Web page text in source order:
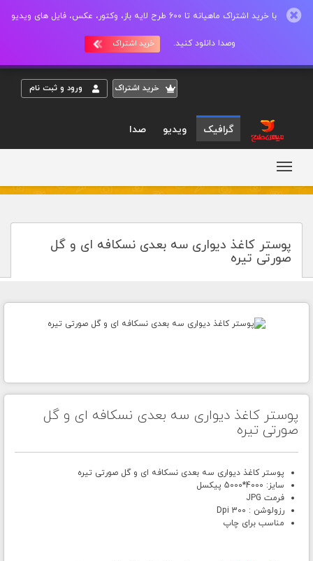
با خرید اشتراک ماهیانه تا 600 طرح لایه باز، وکتور، عکس، فایل های ویدیو
وصدا دانلود کنید. خرید اشتراک
خريد اشتراک ورود و ثبت نام
گرافیک ویدیو صدا
پوستر کاغذ دیواری سه بعدی نسکافه ای و گل
صورتی تیره
پوستر کاغذ دیواری سه بعدی نسکافه ای و گل
صورتی تیره
پوستر کاغذ دیواری سه بعدی نسکافه ای و گل صورتی تیره
سایز: 4000*5000 پیکسل
فرمت JPG
رزولوشن : 300 Dpi
مناسب برای چاپ